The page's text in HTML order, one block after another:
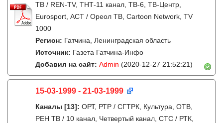
ТВ / REN-TV, ТНТ-11 канал, ТВ-6, ТВ-Центр,
Eurosport, АСТ / Ореол ТВ, Cartoon Network, TV
1000
Регион: Гатчина, Ленинградская область
Источник: Газета Гатчина-Инфо
Добавил на сайт: Admin (2020-12-27 21:52:21)
15-03-1999 - 21-03-1999
Каналы [13]: ОРТ, РТР / СГТРК, Культура, ОТВ,
РЕН ТВ / 10 канал, Четвертый канал, СТС / РТК,